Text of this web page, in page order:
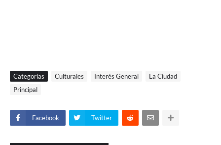
Categorías Culturales Interés General
La Ciudad
Principal
Facebook Twitter